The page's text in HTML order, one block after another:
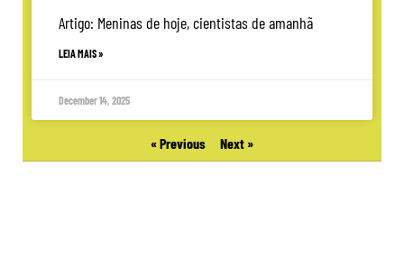
Artigo: Meninas de hoje, cientistas de amanhã
LEIA MAIS »
December 14, 2025
« Previous Next »